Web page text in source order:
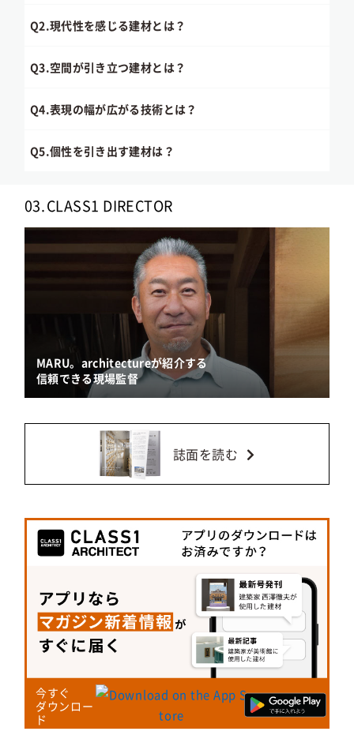
Q2.現代性を感じる建材とは？
Q3.空間が引き立つ建材とは？
Q4.表現の幅が広がる技術とは？
Q5.個性を引き出す建材は？
03.CLASS1 DIRECTOR
MARU。architectureが紹介する
信頼できる現場監督
誌面を読む
今すぐ
ダウンロー
ド